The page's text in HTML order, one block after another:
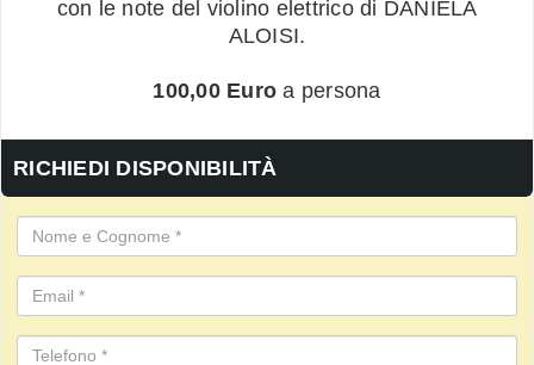
con le note del violino elettrico di DANIELA
ALOISI.
100,00 Euroa persona
RICHIEDI DISPONIBILITÀ